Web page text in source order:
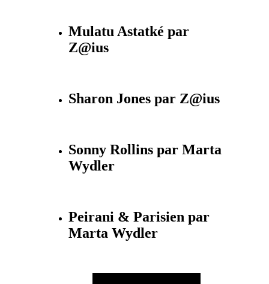
Mulatu Astatké par
Z@ius
Sharon Jones par Z@ius
Sonny Rollins par Marta
Wydler
Peirani & Parisien par
Marta Wydler